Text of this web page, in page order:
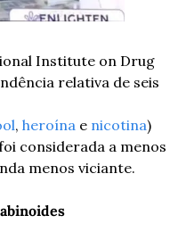
Institute on Drug
relativa de seis
, heroína e nicotina)
considerada a menos
menos viciante.